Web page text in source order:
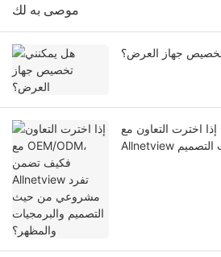
موصى به لك
جهاز العرض؟
إذا اخترت التعاون مع OEM/ODM، فكيف تضمن
Allnetview تفرد مشروعي من حيث التصميم